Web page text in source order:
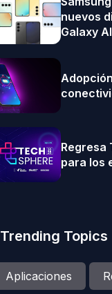
nuevos
Galaxy AI
Regresa
para los
Trending Topics
Aplicaciones